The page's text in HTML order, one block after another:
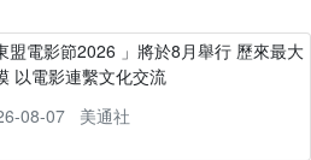
盟電影節2026 」將於8月舉行 歷來最大
以電影連繫文化交流
08-07
美通社